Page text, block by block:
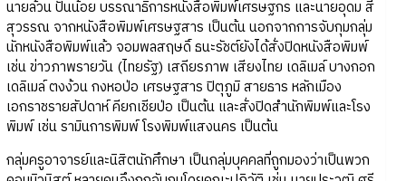
นายล้วน ปั้นน้อย บรรณาธิการหนังสือพิมพ์เศรษฐกร และนายอุดม สี
สุวรรณ จากหนังสือพิมพ์เศรษฐสาร เป็นต้น นอกจากการจับกุมกลุ่ม
นักหนังสือพิมพ์แล้ว จอมพลสฤษดิ์ ธนะรัชต์ยังได้สั่งปิดหนังสือพิมพ์
เช่น ข่าวภาพรายวัน (ไทยรัฐ) เสถียรภาพ เสียงไทย เดลิเมล์ บางกอก
เดลิเมล์ ตงง้วน กงหอป่อ เศรษฐสาร ปิตุภูมิ สายธาร หลักเมือง
เอกราชรายสัปดาห์ คียกเชียป่อ เป็นต้น และสั่งปิดสำนักพิมพ์และโรง
พิมพ์ เช่น รามินการพิมพ์ โรงพิมพ์แสงนคร เป็นต้น
กลุ่มครูอาจารย์และนิสิตนักศึกษา เป็นกลุ่มบุคคลที่ถูกมองว่าเป็นพวก